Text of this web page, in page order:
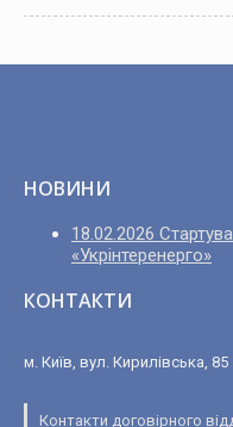
НОВИНИ
18.02.2026
«Укрінтеренерго»
КОНТАКТИ
м. Київ, вул. Кирилівська, 85
Контакти договірного